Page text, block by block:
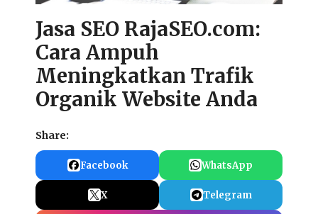
Jasa SEO RajaSEO.com:
Cara Ampuh
Meningkatkan Trafik
Organik Website Anda
Share:
Facebook WhatsApp
X Telegram